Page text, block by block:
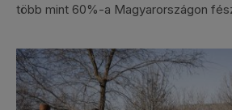
több mint 60%-a Magyarországon